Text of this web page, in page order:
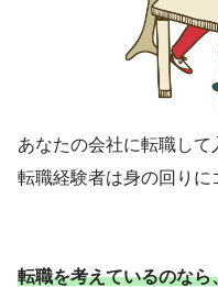
あなたの会社に転職して
転職経験者は身の回りに
転職を考えているのな